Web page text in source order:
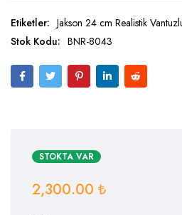
STOKTA VAR
2,300.00 ₺
Etiketler: Jakson 24 cm Realistik
Stok Kodu: BNR-8043